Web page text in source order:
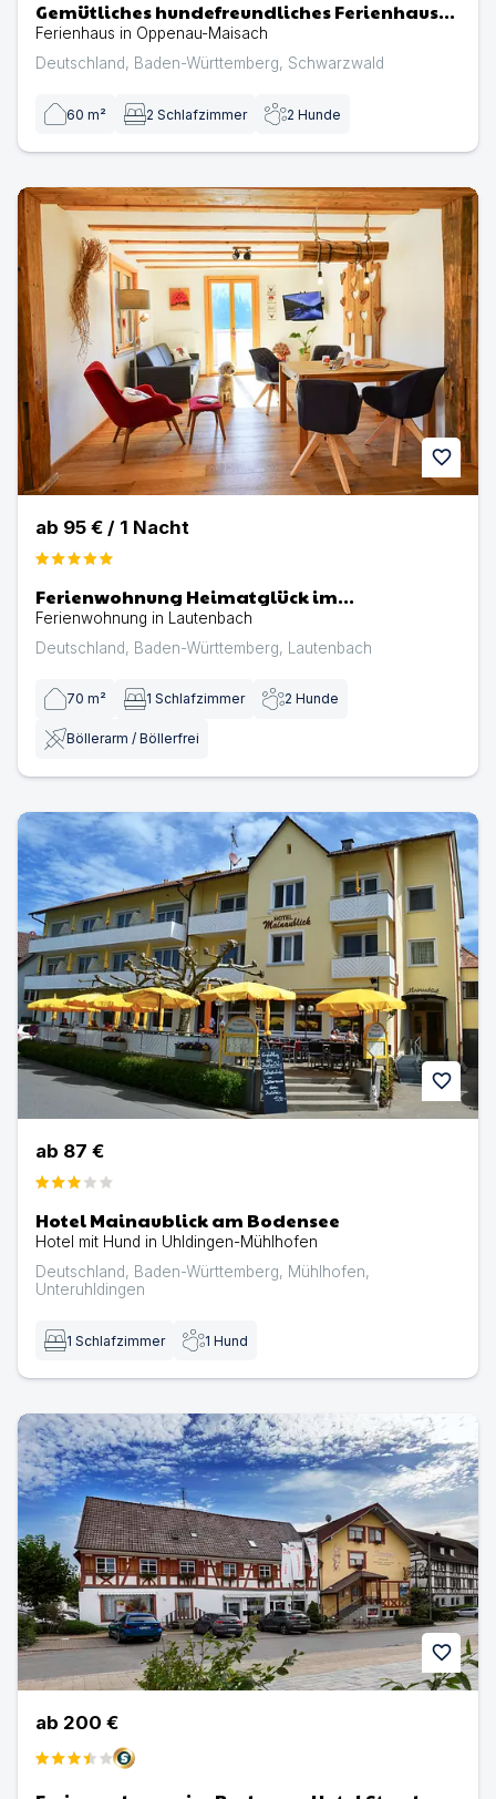
Gemütliches hundefreundliches Ferienhaus
Kaltenbronn im Schwarzwald
Ferienhaus in Oppenau-Maisach
Deutschland, Baden-Württemberg, Schwarzwald
60 m² 2 Schlafzimmer 2 Hunde
favorite
Ferienwohnung Heimatglück im Schwarzwald |
ab 95 € / 1 Nacht
Ferienwohnung Heimatglück im
Schwarzwald
Ferienwohnung in Lautenbach
Deutschland, Baden-Württemberg, Lautenbach
70 m² 1 Schlafzimmer 2 Hunde
Böllerarm / Böllerfrei
favorite
Hotel Mainaublick am Bodensee | Hotel mit Hund in
ab 87 €
Hotel Mainaublick am Bodensee
Hotel mit Hund in Uhldingen-Mühlhofen
Deutschland, Baden-Württemberg, Mühlhofen,
Unteruhldingen
1 Schlafzimmer 1 Hund
favorite
Ferienwohnung im Bodensee Hotel Storchen |
ab 200 €